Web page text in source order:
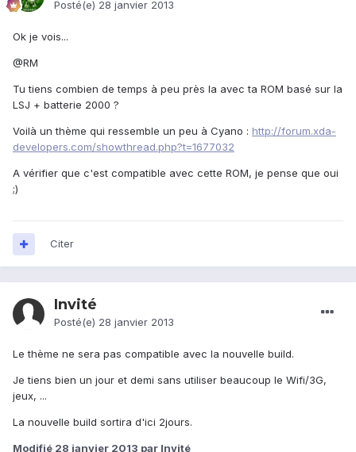
Posté(e) 28 janvier 2013
Ok je vois...
@RM
Tu tiens combien de temps à peu près la avec ta ROM basé sur la
LSJ + batterie 2000 ?
Voilà un thème qui ressemble un peu à Cyano : http://forum.xda-
developers.com/showthread.php?t=1677032
A vérifier que c'est compatible avec cette ROM, je pense que oui
;)
Citer
Invité
Posté(e) 28 janvier 2013
Le thème ne sera pas compatible avec la nouvelle build.
Je tiens bien un jour et demi sans utiliser beaucoup le Wifi/3G,
jeux, ...
La nouvelle build sortira d'ici 2jours.
Modifié 28 janvier 2013 par Invité